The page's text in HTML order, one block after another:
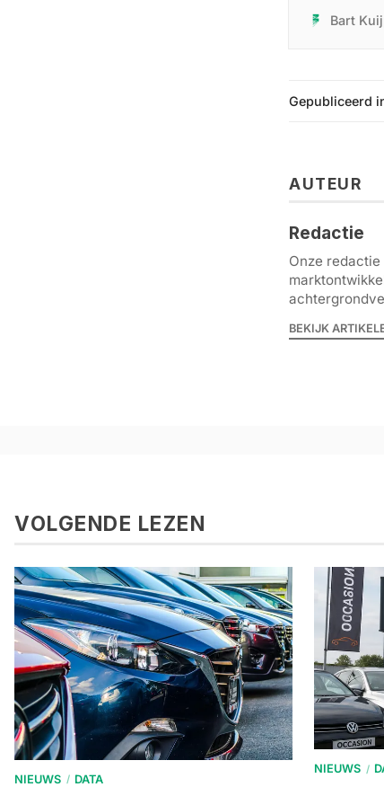
Bart
Gepubliceerd
AUTEUR
Redactie
Onze
BEKIJK
VOLGENDE LEZEN
NIEUWS / DATA
NIEUWS /